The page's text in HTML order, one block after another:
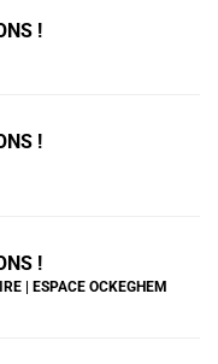
!
!
!
| ESPACE OCKEGHEM